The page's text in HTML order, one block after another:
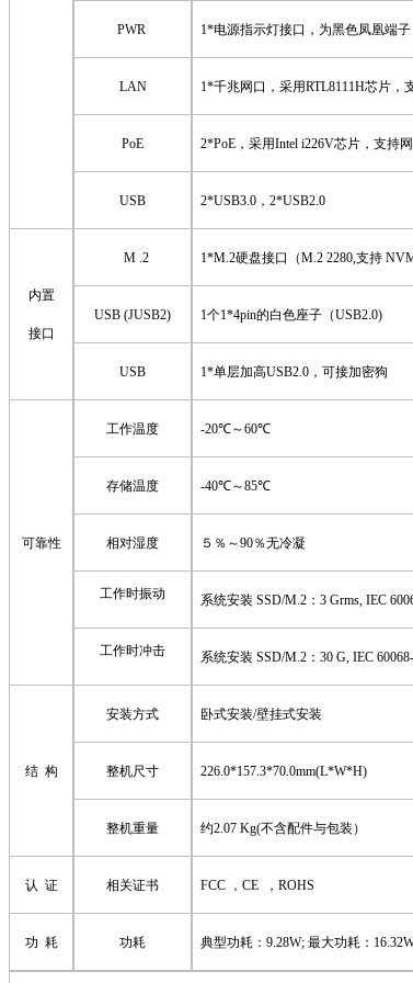
PWR 1*电源指示灯接口 ，为黑色凤凰端子
LAN 1*千兆网口 ，采用RTL8111H芯片，
PoE 2*PoE ，采用Intel i226V芯片，支持
USB 2*USB3.0 ， 2*USB2.0
内置
接口
M .2 1*M.2硬盘接口（M.2 2280,支持
USB (JUSB2) 1个1*4pin的白色座子 （USB2.0)
USB 1*单层加高USB2.0，可接加密狗
可靠性
工作温度 -20℃～60℃
存储温度 -40℃～85℃
相对湿度 ５％～90％无冷凝
工作时振动 系统安装 SSD/M.2 ： 3 Grms, IEC
工作时冲击 系统安装 SSD/M.2 ： 30 G, IEC
结 构
安装方式 卧式安装/壁挂式安装
整机尺寸 226.0*157.3*70.0mm(L*W*H)
整机重量 约2.07 Kg(不含配件与包装）
认 证 相关证书 FCC ，CE ，ROHS
功 耗 功耗 典型功耗： 9.28W; 最大功耗：